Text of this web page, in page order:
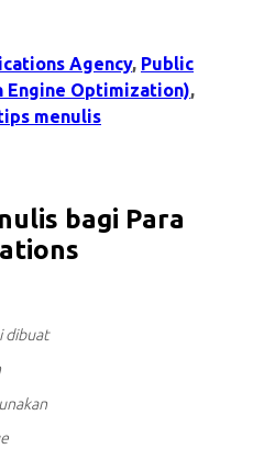
Agency, Public
Engine Optimization),
menulis
bagi Para
dibuat